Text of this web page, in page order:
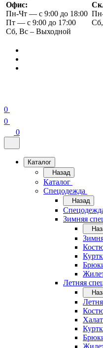
Офис:
Пн-Чт — с 9:00 до 18:00
Пт — с 9:00 до 17:00
Сб, Вс – Выходной
0
0
0
Каталог
Назад
Каталог
Спецодежда
Назад
Зимняя
Летняя